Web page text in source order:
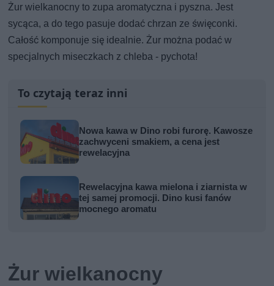
Żur wielkanocny to zupa aromatyczna i pyszna. Jest
sycąca, a do tego pasuje dodać chrzan ze święconki.
Całość komponuje się idealnie. Żur można podać w
specjalnych miseczkach z chleba - pychota!
To czytają teraz inni
Nowa kawa w Dino robi furorę. Kawosze
zachwyceni smakiem, a cena jest
rewelacyjna
Rewelacyjna kawa mielona i ziarnista w
tej samej promocji. Dino kusi fanów
mocnego aromatu
Żur wielkanocny